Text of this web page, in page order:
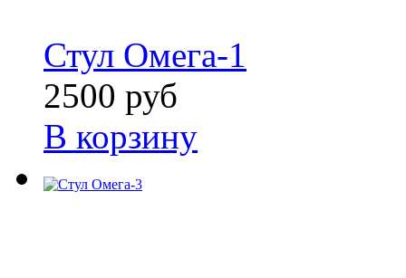
Стул Омега-1
2500 руб
В корзину